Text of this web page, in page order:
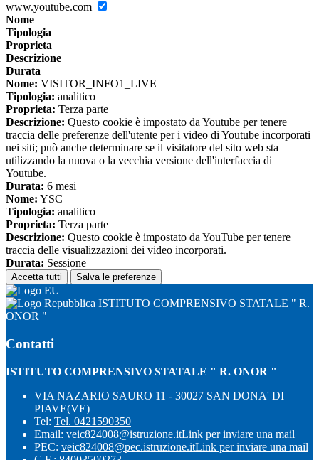
www.youtube.com
Nome
Tipologia
Proprieta
Descrizione
Durata
Nome: VISITOR_INFO1_LIVE
Tipologia: analitico
Proprieta: Terza parte
Descrizione: Questo cookie è impostato da Youtube per tenere
traccia delle preferenze dell'utente per i video di Youtube incorporati
nei siti; può anche determinare se il visitatore del sito web sta
utilizzando la nuova o la vecchia versione dell'interfaccia di
Youtube.
Durata: 6 mesi
Nome: YSC
Tipologia: analitico
Proprieta: Terza parte
Descrizione: Questo cookie è impostato da YouTube per tenere
traccia delle visualizzazioni dei video incorporati.
Durata: Sessione
Accetta tutti Salva le preferenze
ISTITUTO COMPRENSIVO STATALE " R.
ONOR "
Contatti
ISTITUTO COMPRENSIVO STATALE " R. ONOR "
VIA NAZARIO SAURO 11 - 30027 SAN DONA' DI
PIAVE(VE)
Tel: Tel. 0421590350
Email: veic824008@istruzione.itLink per inviare una mail
PEC: veic824008@pec.istruzione.itLink per inviare una mail